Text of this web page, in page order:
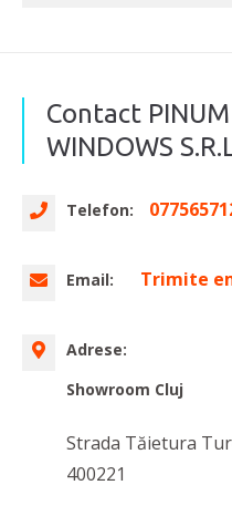
Contact
WINDOWS
Telefon:
Email: Trimite
Adrese:
Showroom Cluj
Strada Tăietura
400221